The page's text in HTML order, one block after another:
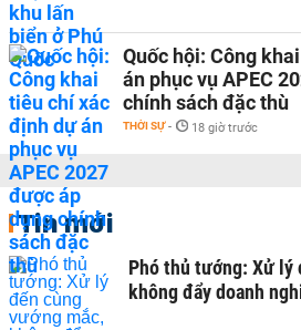
Quốc hội: Công
án phục vụ APEC
chính sách đặc thù
THỜI SỰ - 18 giờ trước
Tin mới
Phó thủ tướng: Xử lý
không đẩy doanh